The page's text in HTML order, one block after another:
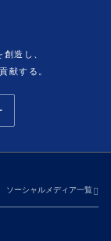
造し、
献する。
ソーシャルメディア一覧